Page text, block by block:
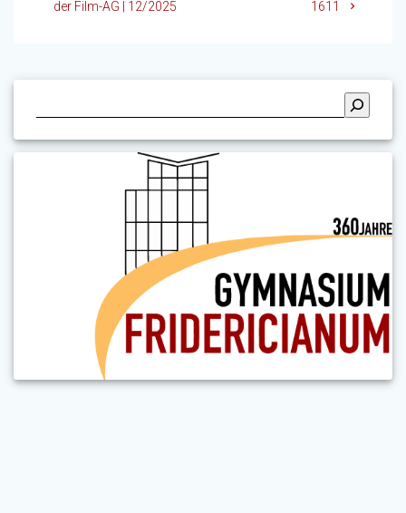
Beitrag:
der Film-AG | 12/2025
Beitrag:1611